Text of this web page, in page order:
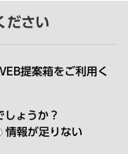
ださい
提案箱をご利用く
しょうか？
情報が足りない